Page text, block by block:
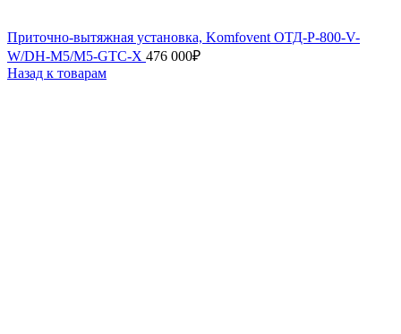
Приточно-вытяжная установка, Komfovent ОТД-P-800-V-
W/DH-M5/M5-GTC-X 476 000₽
Назад к товарам